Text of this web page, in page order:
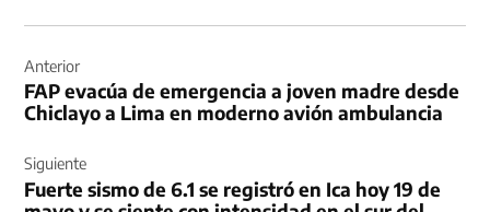
de
entradas
Anterior
FAP evacúa de emergencia a joven madre desde
Chiclayo a Lima en moderno avión ambulancia
Siguiente
Fuerte sismo de 6.1 se registró en Ica hoy 19 de